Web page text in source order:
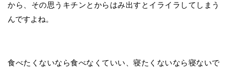
から、その思うキチンとからはみ出すとイライラしてしまう
んですよね。
食べたくないなら食べなくていい、寝たくないなら寝ないで